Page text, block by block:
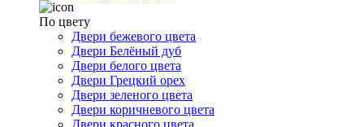
По цвету
Двери бежевого цвета
Двери Белёный дуб
Двери белого цвета
Двери Грецкий орех
Двери зеленого цвета
Двери коричневого цвета
Двери красного цвета